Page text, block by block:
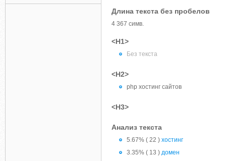
Длина текста без пробелов
4 367 симв.
<H1>
Без текста
<H2>
php хостинг сайтов
<H3>
Анализ текста
5.67% ( 22 ) хостинг
3.35% ( 13 ) домен